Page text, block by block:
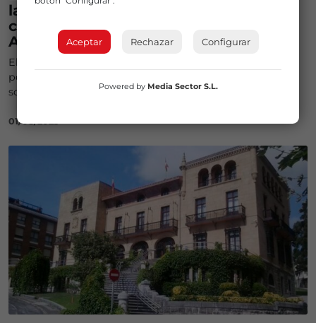
la Policía y llama a disfrutar las fiestas
con respeto tras los altercados de
Algorta
El Consistorio condena cualquier obstáculo al trabajo
policial y subraya que la violencia no tiene cabida en una
sociedad democrática y plural
01/08/2025
Aceptar Rechazar Configurar
Powered by Media Sector S.L.